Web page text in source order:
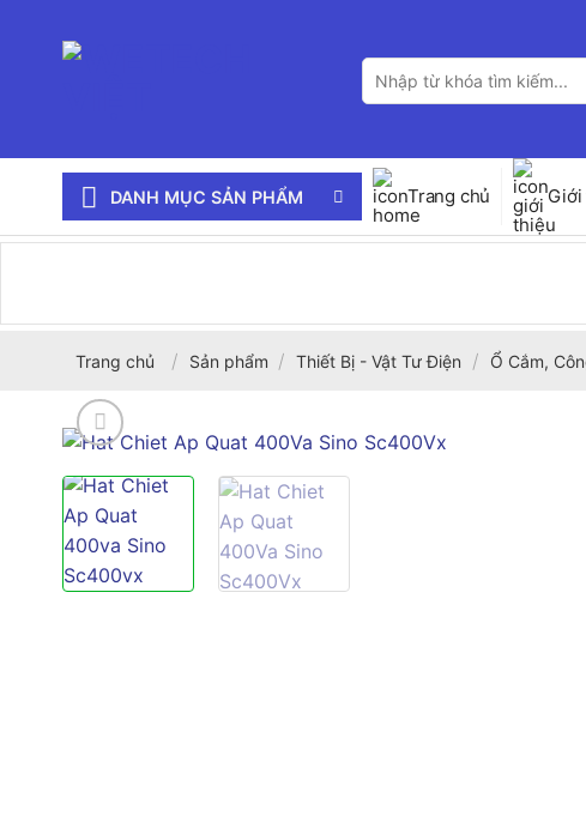
Tìm
kiếm:
DANH MỤC SẢN PHẨM Trang chủ Giới
Trang chủ / Sản phẩm / Thiết Bị - Vật Tư Điện / Ổ Cắm,